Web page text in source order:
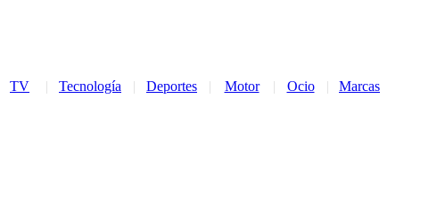
TV | Tecnología | Deportes | Motor | Ocio |
Marcas